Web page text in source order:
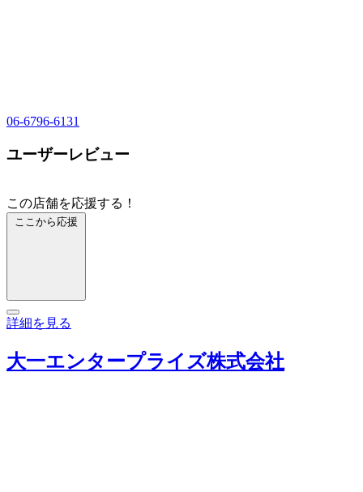
06-6796-6131
ユーザーレビュー
この店舗を応援する！
ここから応援
詳細を見る
大一エンタープライズ株式会社